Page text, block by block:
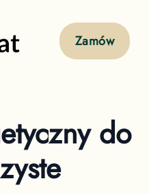
Zamów
do